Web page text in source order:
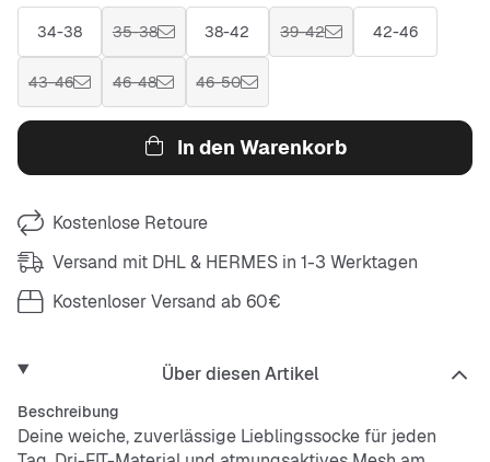
34-38 35-38 38-42 39-42 42-46
43-46 46-48 46-50
In den Warenkorb
Kostenlose Retoure
Versand mit DHL & HERMES in 1-3 Werktagen
Kostenloser Versand ab 60€
Über diesen Artikel
Beschreibung
Deine weiche, zuverlässige Lieblingssocke für jeden